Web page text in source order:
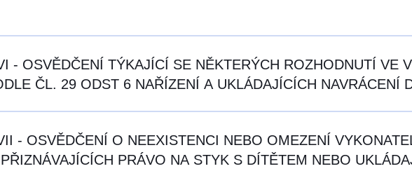
- OSVĚDČENÍ TÝKAJÍCÍ SE NĚKTERÝCH ROZHODNUTÍ VE
ČL. 29 ODST 6 NAŘÍZENÍ A UKLÁDAJÍCÍCH NAVRÁCENÍ
- OSVĚDČENÍ O NEEXISTENCI NEBO OMEZENÍ
PRÁVO NA STYK S DÍTĚTEM NEBO